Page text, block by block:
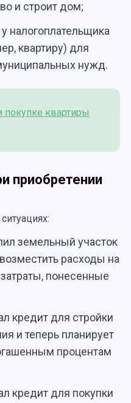
и строит дом;
налогоплательщика
квартиру) для
нужд.
покупке квартиры
приобретении
земельный участок
расходы на
понесенные
кредит для стройки
и теперь планирует
процентам
кредит для покупки